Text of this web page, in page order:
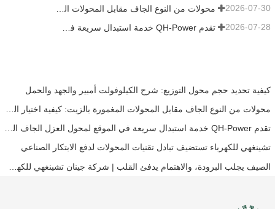
2026-07-30
تقدم QH-Power خدمة استبدال سريعة في الموقع لمحول العزل الجاف المعتمد من UL في مصنع البطاريات في كاليفورنيا 2026-07-28
كيفية تحديد حجم محول التوزيع: شرح الكيلوفولت أمبير والجهد والحمل
تشينغهي للكهرباء تستضيف تبادل تقنيات المحولات لدفع الابتكار الصناعي